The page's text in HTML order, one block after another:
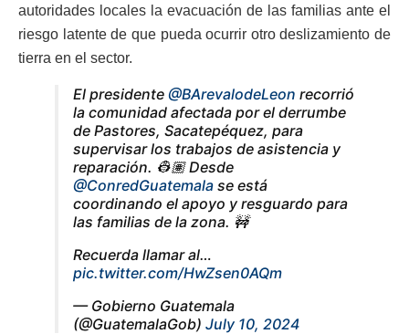
autoridades locales la evacuación de las familias ante el
riesgo latente de que pueda ocurrir otro deslizamiento de
tierra en el sector.
El presidente @BArevalodeLeon recorrió
la comunidad afectada por el derrumbe
de Pastores, Sacatepéquez, para
supervisar los trabajos de asistencia y
reparación. 👷🏽 Desde
@ConredGuatemala se está
coordinando el apoyo y resguardo para
las familias de la zona. 🚧
Recuerda llamar al…
pic.twitter.com/HwZsen0AQm
— Gobierno Guatemala
(@GuatemalaGob) July 10, 2024